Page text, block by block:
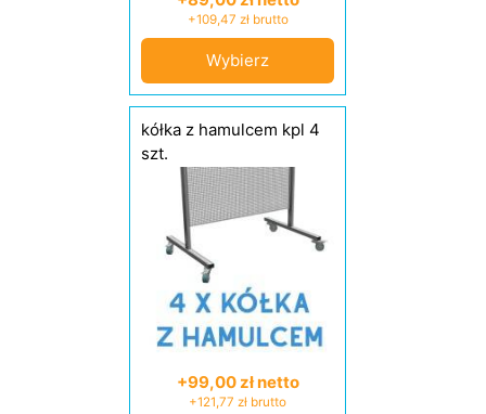
+109,47 zł brutto
Wybierz
kółka z hamulcem kpl 4
szt.
+99,00 zł netto
+121,77 zł brutto